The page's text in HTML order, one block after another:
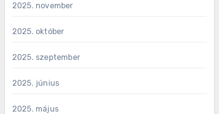
2025. november
2025. október
2025. szeptember
2025. június
2025. május